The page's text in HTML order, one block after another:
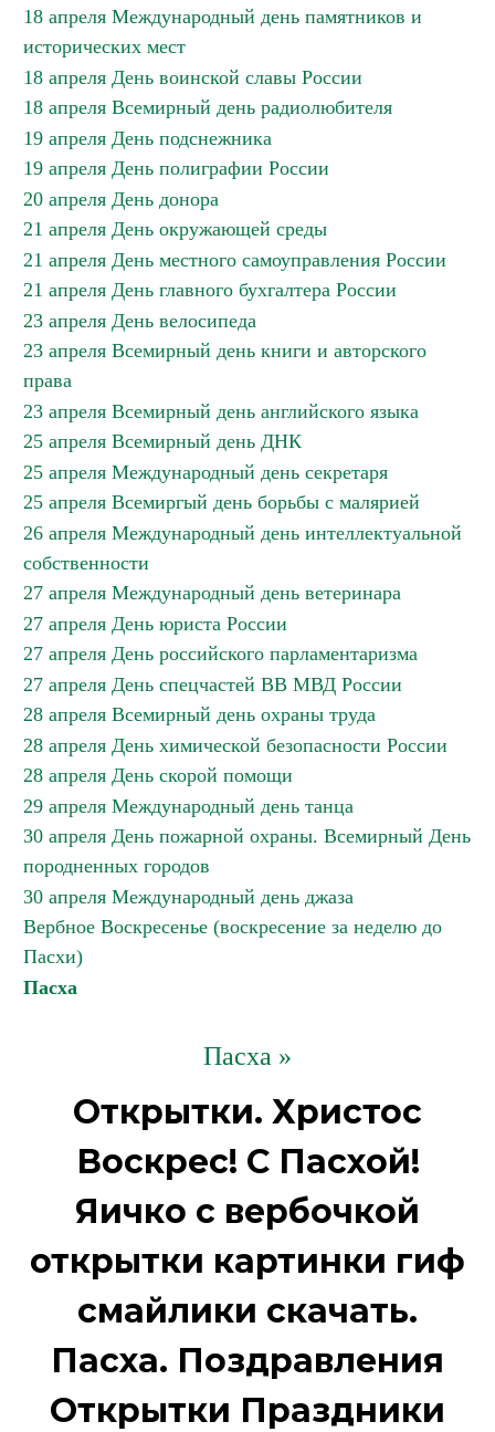
18 апреля Международный день памятников и
исторических мест
18 апреля День воинской славы России
18 апреля Всемирный день радиолюбителя
19 апреля День подснежника
19 апреля День полиграфии России
20 апреля День донора
21 апреля День окружающей среды
21 апреля День местного самоуправления России
21 апреля День главного бухгалтера России
23 апреля День велосипеда
23 апреля Всемирный день книги и авторского
права
23 апреля Всемирный день английского языка
25 апреля Всемирный день ДНК
25 апреля Международный день секретаря
25 апреля Всемиргый день борьбы с малярией
26 апреля Международный день интеллектуальной
собственности
27 апреля Международный день ветеринара
27 апреля День юриста России
27 апреля День российского парламентаризма
27 апреля День спецчастей ВВ МВД России
28 апреля Всемирный день охраны труда
28 апреля День химической безопасности России
28 апреля День скорой помощи
29 апреля Международный день танца
30 апреля День пожарной охраны. Всемирный День
породненных городов
30 апреля Международный день джаза
Вербное Воскресенье (воскресение за неделю до
Пасхи)
Пасха
Пасха »
Открытки. Христос
Воскрес! С Пасхой!
Яичко с вербочкой
открытки картинки гиф
смайлики скачать.
Пасха. Поздравления
Открытки Праздники